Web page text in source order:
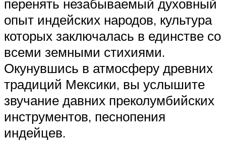
перенять незабываемый духовный
опыт индейских народов, культура
которых заключалась в единстве со
всеми земными стихиями.
Окунувшись в атмосферу древних
традиций Мексики, вы услышите
звучание давних преколумбийских
инструментов, песнопения
индейцев.